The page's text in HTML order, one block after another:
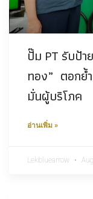
ปั๊ม PT รับป้า
ทอง” ตอกย้
มั่นผู้บริโภค
อ่านเพิ่ม »
Lekbluearrow